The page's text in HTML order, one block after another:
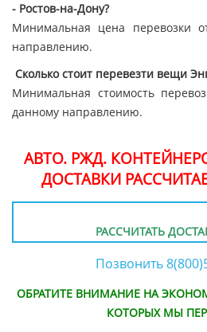
- Ростов-на-Дону?
Минимальная цена перевозки
направлению.
Сколько стоит перевезти вещи
Минимальная стоимость
данному направлению.
АВТО. РЖД.
ДОСТАВКИ
РАССЧИТАТЬ
Позвонить
ОБРАТИТЕ ВНИМАНИЕ НА
КОТОРЫХ МЫ